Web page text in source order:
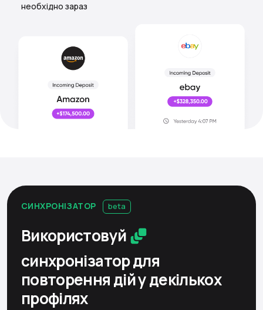
необхідно зараз
СИНХРОНІЗАТОР beta
Використовуй
синхронізатордля
повторення дій у декількох
профілях